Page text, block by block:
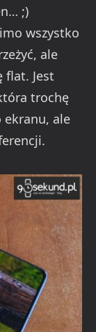
;)
wszystko
ale
flat. Jest
trochę
ekranu, ale